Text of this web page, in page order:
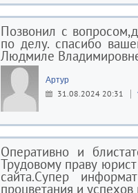
Позвонил с
по делу. спасибо
Людмиле
Артур
31.08.2024 20:31
Оперативно и
Трудовому праву
сайта.Супер
процветания и